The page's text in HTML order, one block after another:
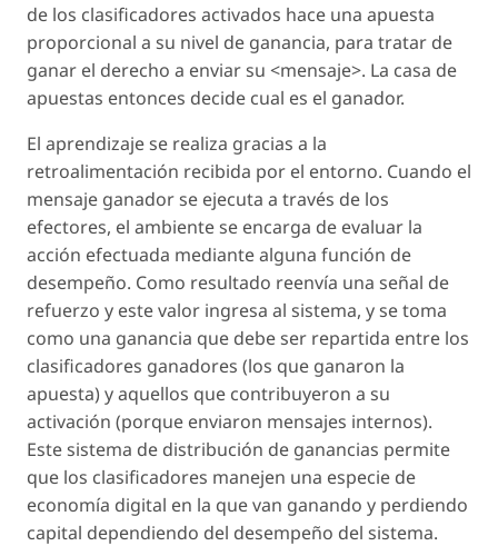
de los clasificadores activados hace una apuesta
proporcional a su nivel de ganancia, para tratar de
ganar el derecho a enviar su <mensaje>. La casa de
apuestas entonces decide cual es el ganador.
El aprendizaje se realiza gracias a la
retroalimentación recibida por el entorno. Cuando el
mensaje ganador se ejecuta a través de los
efectores, el ambiente se encarga de evaluar la
acción efectuada mediante alguna función de
desempeño. Como resultado reenvía una señal de
refuerzo y este valor ingresa al sistema, y se toma
como una ganancia que debe ser repartida entre los
clasificadores ganadores (los que ganaron la
apuesta) y aquellos que contribuyeron a su
activación (porque enviaron mensajes internos).
Este sistema de distribución de ganancias permite
que los clasificadores manejen una especie de
economía digital en la que van ganando y perdiendo
capital dependiendo del desempeño del sistema.